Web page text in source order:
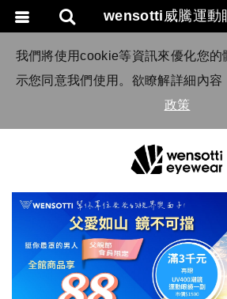
我們將使用cookie等資訊來優化您的
示您同意我們使用。欲瞭解詳細內容
政策
wensotti威騰運動
會員登入
會員註冊
忘記密碼
訂單查詢
匯款通知